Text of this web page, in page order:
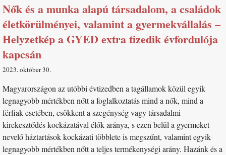
Nők és a munka alapú társadalom, a családok
életkörülményei, valamint a gyermekvállalás –
Helyzetkép a GYED extra tizedik évfordulója
kapcsán
2023. október 30
Magyarországon az utóbbi évtizedben a tagállamok közül egyik
legnagyobb mértékben nőtt a foglalkoztatás mind a nők, mind a
férfiak esetében, csökkent a szegénység vagy társadalmi
kirekesztődés kockázatával élők aránya, s ezen belül a gyermeket
nevelő háztartások kockázati többlete is megszűnt, valamint egyik
legnagyobb mértékben nőtt a teljes termékenységi arány. Hazánk és a